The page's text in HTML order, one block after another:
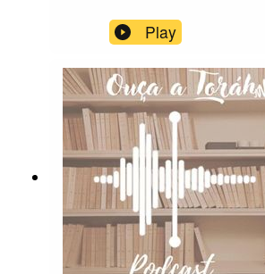
Play